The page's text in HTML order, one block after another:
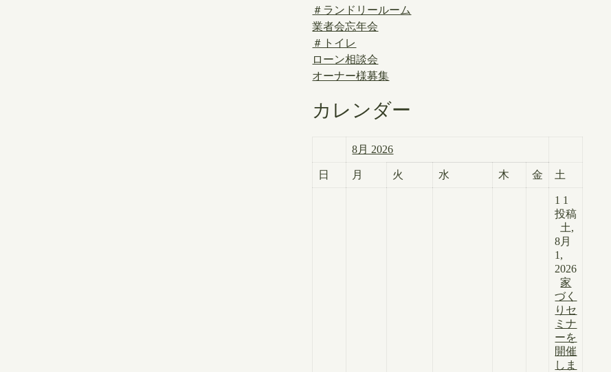
＃ランドリールーム
業者会忘年会
＃トイレ
ローン相談会
オーナー様募集
カレンダー
8月 2026
日 月 火 水 木 金 土
1 1
投稿
土,
8月
1,
2026
家
づく
りセ
ミナ
ーを
開催
しま